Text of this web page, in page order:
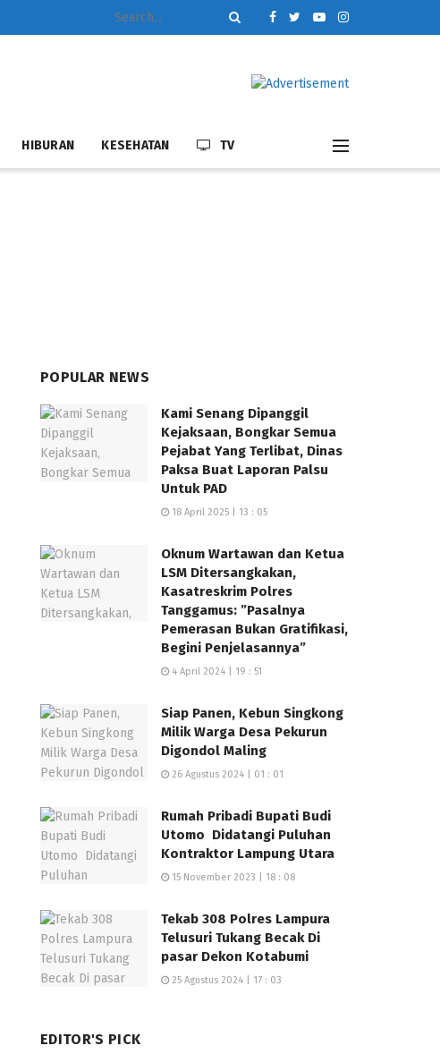
HIBURAN KESEHATAN TV
POPULAR NEWS
Kami Senang Dipanggil
Kejaksaan, Bongkar Semua
Pejabat Yang Terlibat, Dinas
Paksa Buat Laporan Palsu
Untuk PAD
18 April 2025 | 13 : 05
Oknum Wartawan dan Ketua
LSM Ditersangkakan,
Kasatreskrim Polres
Tanggamus: ”Pasalnya
Pemerasan Bukan Gratifikasi,
Begini Penjelasannya”
4 April 2024 | 19 : 51
Siap Panen, Kebun Singkong
Milik Warga Desa Pekurun
Digondol Maling
26 Agustus 2024 | 01 : 01
Rumah Pribadi Bupati Budi
Utomo Didatangi Puluhan
Kontraktor Lampung Utara
15 November 2023 | 18 : 08
Tekab 308 Polres Lampura
Telusuri Tukang Becak Di
pasar Dekon Kotabumi
25 Agustus 2024 | 17 : 03
EDITOR'S PICK